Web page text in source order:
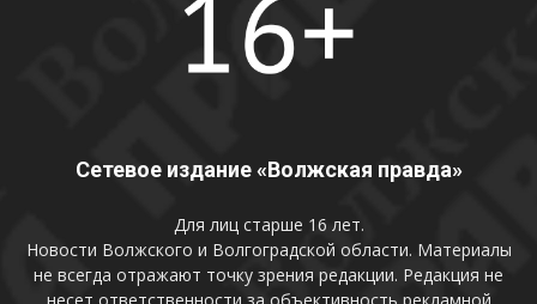
Сетевое издание «Волжская правда»
Для лиц старше 16 лет.
Новости Волжского и Волгоградской области. Материалы
не всегда отражают точку зрения редакции. Редакция не
несет ответственности за объективность рекламной